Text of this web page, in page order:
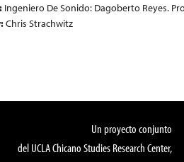
Ingeniero De Sonido: Dagoberto Reyes.
Chris Strachwitz
Un proyecto conjunto
del UCLA Chicano Studies Research Center,